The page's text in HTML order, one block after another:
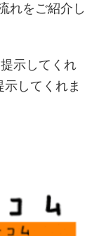
れをご紹介し
示してくれ
してくれま